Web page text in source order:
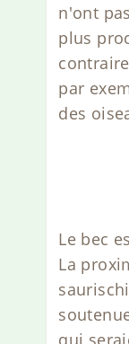
n'ont
plus
par
des
Le bec
La